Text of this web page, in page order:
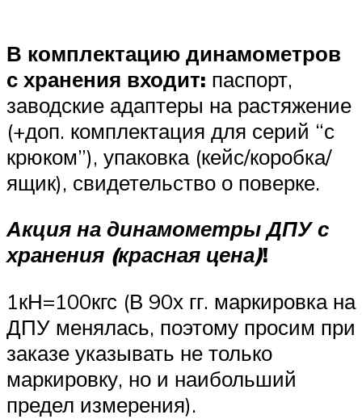
В комплектацию динамометров
с хранения входит: паспорт,
заводские адаптеры на растяжение
(+доп. комплектация для серий “с
крюком”), упаковка (кейс/коробка/
ящик), свидетельство о поверке.
Акция на динамометры ДПУ с
хранения (красная цена)!
1кН=100кгс (В 90х гг. маркировка на
ДПУ менялась, поэтому просим при
заказе указывать не только
маркировку, но и наибольший
предел измерения).